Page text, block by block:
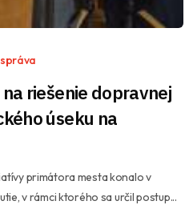
riešenie dopravnej
úseku na
primátora mesta konalo v
v rámci ktorého sa určil postup...